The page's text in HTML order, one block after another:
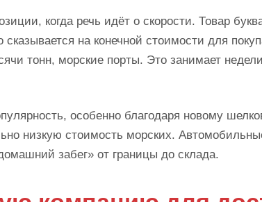
когда речь идёт о скорости. Товар
на конечной стоимости для
тонн, морские порты. Это занимает
особенно благодаря новому
низкую стоимость морских.
забег» от границы до склада.